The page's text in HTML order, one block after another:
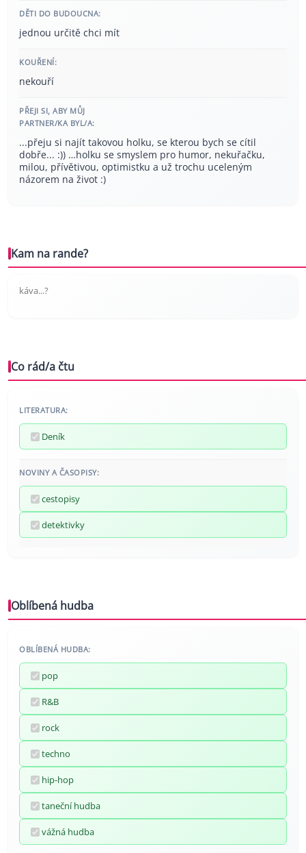
DĚTI DO BUDOUCNA:
jednou určitě chci mít
KOUŘENÍ:
nekouří
PŘEJI SI, ABY MŮJ
PARTNER/KA BYL/A:
...přeju si najít takovou holku, se kterou bych se cítil
dobře... :)) …holku se smyslem pro humor, nekuřačku,
milou, přívětivou, optimistku a už trochu uceleným
názorem na život :)
Kam na rande?
káva...?
Co rád/a čtu
LITERATURA:
Deník
NOVINY A ČASOPISY:
cestopisy
detektivky
Oblíbená hudba
OBLÍBENÁ HUDBA:
pop
R&B
rock
techno
hip-hop
taneční hudba
vážná hudba